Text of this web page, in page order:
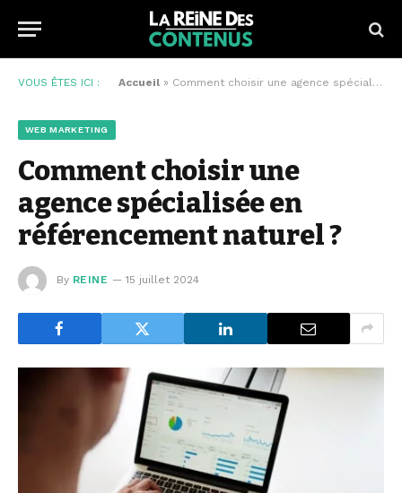
VOUS ÊTES ICI : Accueil » Comment choisir une agence spécialisée en référencement naturel ?
WEB MARKETING
Comment choisir une
agence spécialisée en
référencement naturel ?
By REINE 15 juillet 2024